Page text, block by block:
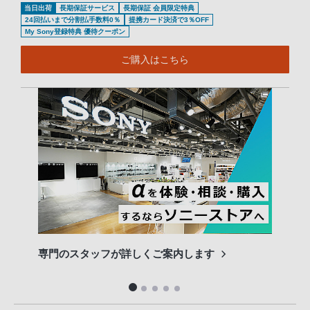
当日出荷 長期保証サービス
長期保証 会員限定特典
24回払いまで分割払手数料0％
提携カード決済で3％OFF
My Sony登録特典 優待クーポン
ご購入はこちら
専門のスタッフが詳しくご案内します